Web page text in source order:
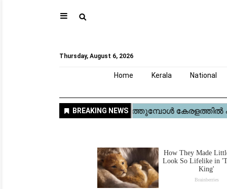
⚲
Thursday, August 6, 2026
Home Kerala National